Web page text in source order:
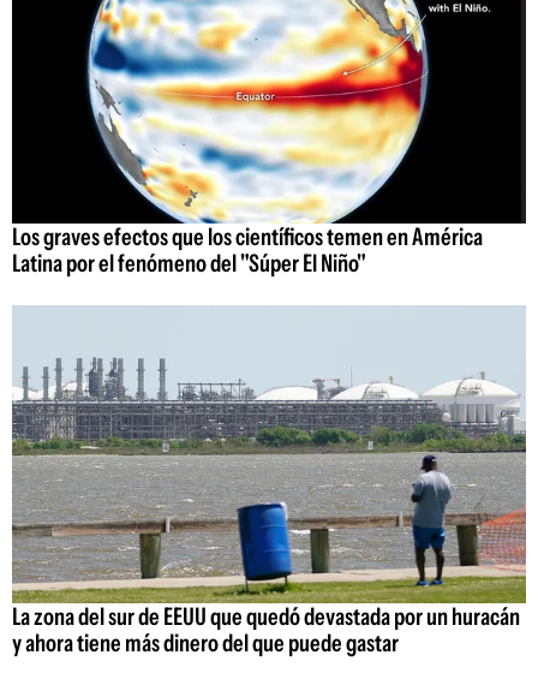
Los graves efectos que los científicos temen en América
Latina por el fenómeno del "Súper El Niño"
La zona del sur de EEUU que quedó devastada por un huracán
y ahora tiene más dinero del que puede gastar